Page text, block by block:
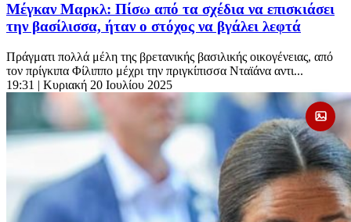
Μέγκαν Μαρκλ: Πίσω από τα σχέδια να επισκιάσει
την βασίλισσα, ήταν ο στόχος να βγάλει λεφτά
Πράγματι πολλά μέλη της βρετανικής βασιλικής οικογένειας, από
τον πρίγκιπα Φίλιππο μέχρι την πριγκίπισσα Νταϊάνα αντι...
19:31 | Κυριακή 20 Ιουλίου 2025